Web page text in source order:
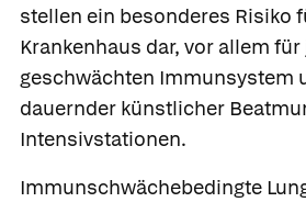
stellen ein besonderes Risiko
Krankenhaus dar, vor allem
geschwächten Immunsystem
dauernder künstlicher
Intensivstationen.
Immunschwächebedingte